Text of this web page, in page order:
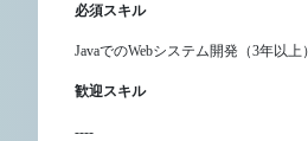
必須スキル
JavaでのWebシステム開発（3年以上
歓迎スキル
----